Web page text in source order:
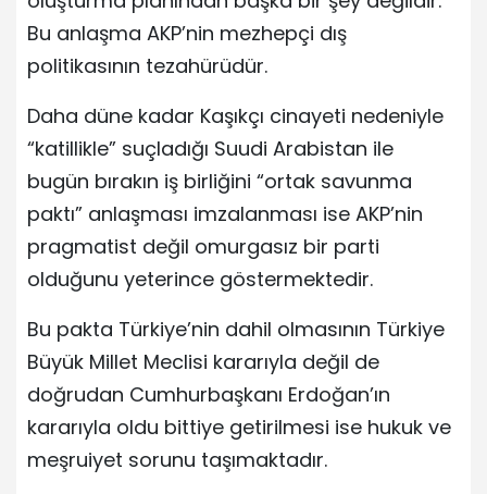
Bu anlaşma AKP’nin mezhepçi dış
politikasının tezahürüdür.
Daha düne kadar Kaşıkçı cinayeti nedeniyle
“katillikle” suçladığı Suudi Arabistan ile
bugün bırakın iş birliğini “ortak savunma
paktı” anlaşması imzalanması ise AKP’nin
pragmatist değil omurgasız bir parti
olduğunu yeterince göstermektedir.
Bu pakta Türkiye’nin dahil olmasının Türkiye
Büyük Millet Meclisi kararıyla değil de
doğrudan Cumhurbaşkanı Erdoğan’ın
kararıyla oldu bittiye getirilmesi ise hukuk ve
meşruiyet sorunu taşımaktadır.